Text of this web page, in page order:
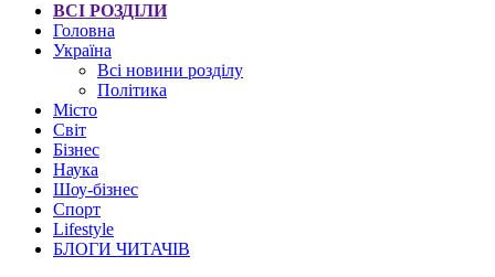
ВСІ РОЗДІЛИ
Головна
Україна
Всі новини розділу
Політика
Місто
Світ
Бізнес
Наука
Шоу-бізнес
Спорт
Lifestyle
БЛОГИ ЧИТАЧІВ